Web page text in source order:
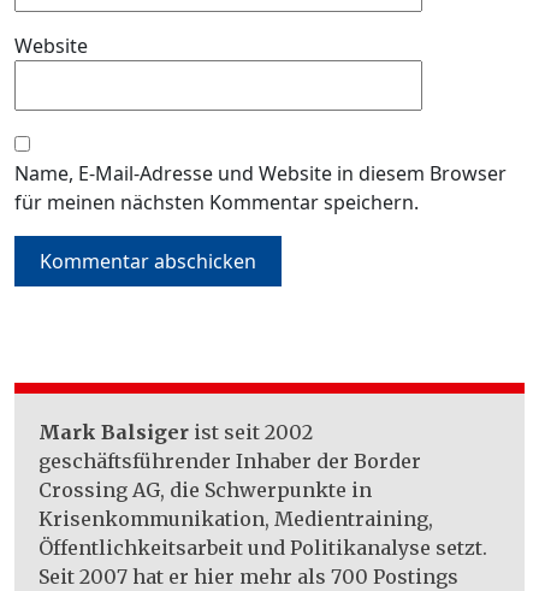
Website
Name, E-Mail-Adresse und Website in diesem Browser
für meinen nächsten Kommentar speichern.
Mark Balsiger ist seit 2002
geschäftsführender Inhaber der Border
Crossing AG, die Schwerpunkte in
Krisenkommunikation, Medientraining,
Öffentlichkeitsarbeit und Politikanalyse setzt.
Seit 2007 hat er hier mehr als 700 Postings